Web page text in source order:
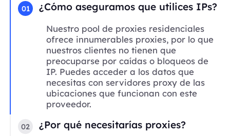
01 ¿Cómo aseguramos que utilices IPs?
Nuestro pool de proxies residenciales
ofrece innumerables proxies, por lo que
nuestros clientes no tienen que
preocuparse por caídas o bloqueos de
IP. Puedes acceder a los datos que
necesitas con servidores proxy de las
ubicaciones que funcionan con este
proveedor.
02 ¿Por qué necesitarías proxies?